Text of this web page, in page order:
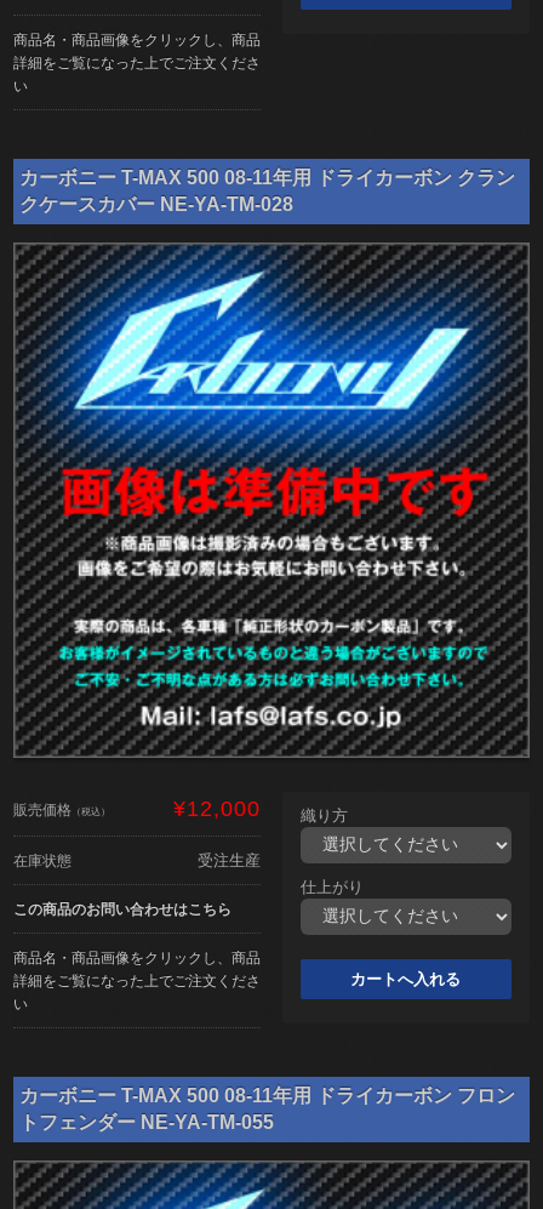
商品名・商品画像をクリックし、商品
詳細をご覧になった上でご注文くださ
い
カーボニー T-MAX 500 08-11年用 ドライカーボン クラン
クケースカバー NE-YA-TM-028
販売価格 （税込） ¥12,000
在庫状態 受注生産
この商品のお問い合わせはこちら
商品名・商品画像をクリックし、商品
詳細をご覧になった上でご注文くださ
い
織り方
仕上がり
カーボニー T-MAX 500 08-11年用 ドライカーボン フロン
トフェンダー NE-YA-TM-055